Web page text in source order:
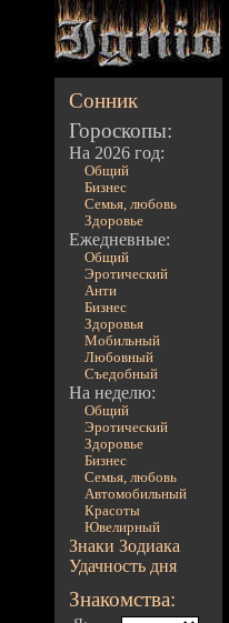
Сонник
Гороскопы:
На 2026 год:
Общий
Бизнес
Семья, любовь
Здоровье
Ежедневные:
Общий
Эротический
Анти
Бизнес
Здоровья
Мобильный
Любовный
Съедобный
На неделю:
Общий
Эротический
Здоровье
Бизнес
Семья, любовь
Автомобильный
Красоты
Ювелирный
Знаки Зодиака
Удачность дня
Знакомства: